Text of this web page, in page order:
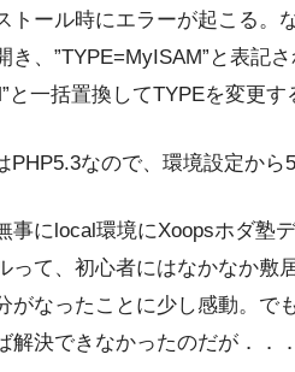
トール時にエラーが起こる。
き、”TYPE=MyISAM”と表記
と一括置換してTYPEを変更す
PHP5.3なので、環境設定から
事にlocal環境にXoopsホダ塾
って、初心者にはなかなか敷
がなったことに少し感動。で
解決できなかったのだが．．．